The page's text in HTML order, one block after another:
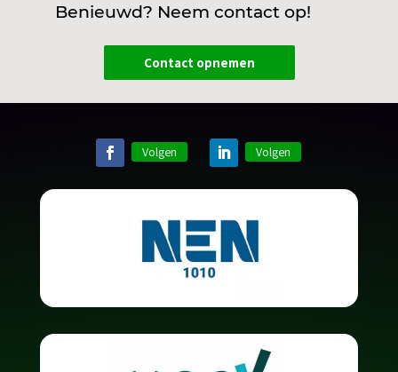
Benieuwd? Neem contact op!
Contact opnemen
Volgen Volgen